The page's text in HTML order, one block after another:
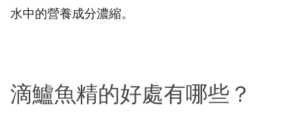
水中的營養成分濃縮。
滴鱸魚精的好處有哪些？